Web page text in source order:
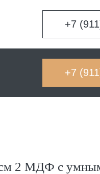
+7
+7
2 МДФ c